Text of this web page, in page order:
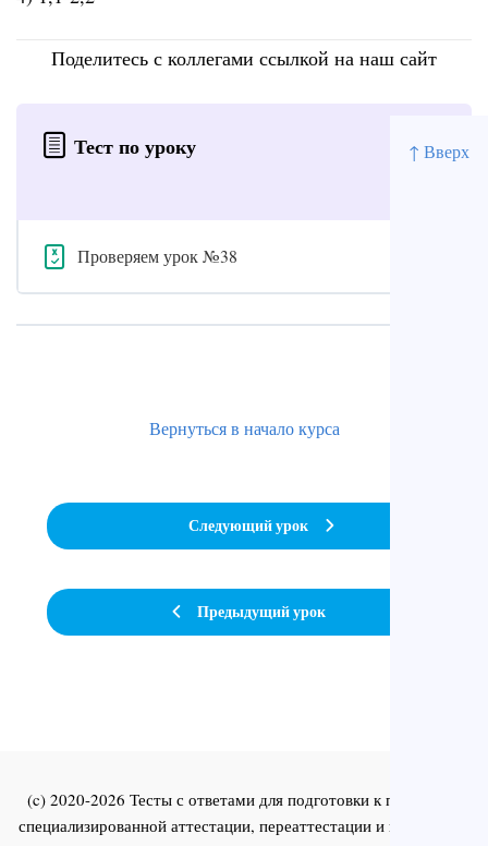
↑ Вверх
Поделитесь с коллегами ссылкой на наш сайт
Тест по уроку
Проверяем урок №38
Предыдущий урок
Вернуться в начало курса
Следующий урок
(c) 2020-2026 Тесты с ответами для подготовки к первичной
специализированной аттестации, переаттестации и повышения